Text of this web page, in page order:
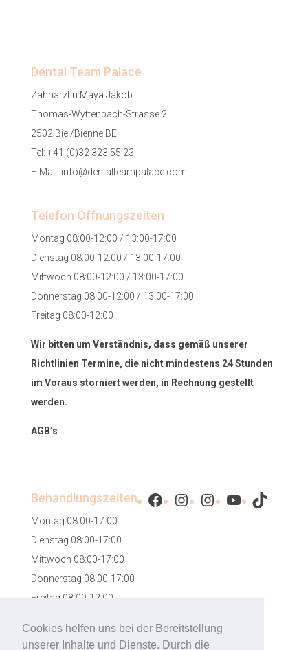
Cookies helfen uns bei der Bereitstellung
unserer Inhalte und Dienste. Durch die
Dental Team Palace
Zahnärztin Maya Jakob
Thomas-Wyttenbach-Strasse 2
2502 Biel/Bienne BE
Tel: +41 (0)32 323 55 23
E-Mail: info@dentalteampalace.com
Telefon Öffnungszeiten
Montag 08:00-12:00 / 13:00-17:00
Dienstag 08:00-12:00 / 13:00-17:00
Mittwoch 08:00-12:00 / 13:00-17:00
Donnerstag 08:00-12:00 / 13:00-17:00
Freitag 08:00-12:00
Wir bitten um Verständnis, dass gemäß unserer
Richtlinien Termine, die nicht mindestens 24 Stunden
im Voraus storniert werden, in Rechnung gestellt
werden.
AGB’s
Behandlungszeiten
Montag 08:00-17:00
Dienstag 08:00-17:00
Mittwoch 08:00-17:00
Donnerstag 08:00-17:00
Freitag 08:00-12:00
Facebook
Instagram
Instagram
YouTube
TikTok